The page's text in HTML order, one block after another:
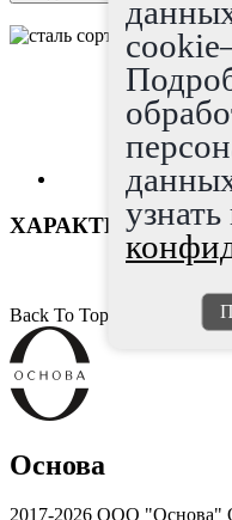
Back To Top
Основа
2017-2026 ООО "Основа"
узнать